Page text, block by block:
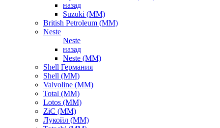
назад
Suzuki (ММ)
British Petroleum (ММ)
Neste
Neste
назад
Neste (ММ)
Shell Германия
Shell (ММ)
Valvoline (ММ)
Total (ММ)
Lotos (ММ)
ZiC (ММ)
Лукойл (ММ)